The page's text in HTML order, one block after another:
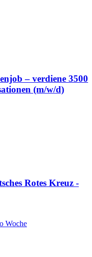
– verdiene 3500
(m/w/d)
Rotes Kreuz -
Woche